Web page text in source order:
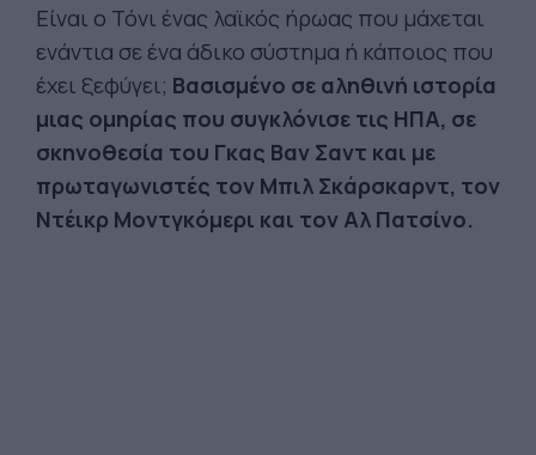
Είναι ο Τόνι ένας λαϊκός ήρωας που μάχεται
ενάντια σε ένα άδικο σύστημα ή κάποιος που
έχει ξεφύγει; Βασισμένο σε αληθινή ιστορία
μιας ομηρίας που συγκλόνισε τις ΗΠΑ, σε
σκηνοθεσία του Γκας Βαν Σαντ και με
πρωταγωνιστές τον Μπιλ Σκάρσκαρντ, τον
Ντέικρ Μοντγκόμερι και τον Αλ Πατσίνο.